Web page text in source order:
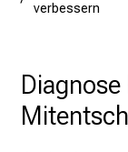
verbessern